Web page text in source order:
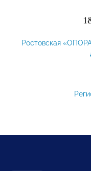
Ростовская